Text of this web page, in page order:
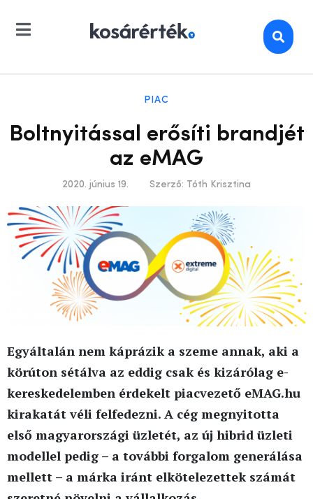
PIAC
Boltnyitással erősíti brandjét
az eMAG
2020. június 19. Szerző: Tóth Krisztina
Egyáltalán nem káprázik a szeme annak, aki a
körúton sétálva az eddig csak és kizárólag e-
kereskedelemben érdekelt piacvezető eMAG.hu
kirakatát véli felfedezni. A cég megnyitotta
első magyarországi üzletét, az új hibrid üzleti
modellel pedig – a további forgalom generálása
mellett – a márka iránt elkötelezettek számát